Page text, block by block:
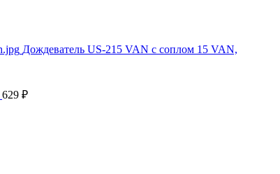
Дождеватель US-215 VAN с соплом 15 VAN,
629 ₽